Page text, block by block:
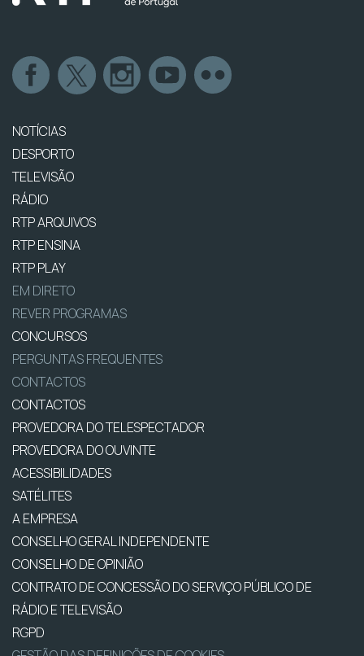
NOTÍCIAS
DESPORTO
TELEVISÃO
RÁDIO
RTP ARQUIVOS
RTP ENSINA
RTP PLAY
EM DIRETO
REVER PROGRAMAS
CONCURSOS
PERGUNTAS FREQUENTES
CONTACTOS
CONTACTOS
PROVEDORA DO TELESPECTADOR
PROVEDORA DO OUVINTE
ACESSIBILIDADES
SATÉLITES
A EMPRESA
CONSELHO GERAL INDEPENDENTE
CONSELHO DE OPINIÃO
CONTRATO DE CONCESSÃO DO SERVIÇO PÚBLICO DE
RÁDIO E TELEVISÃO
RGPD